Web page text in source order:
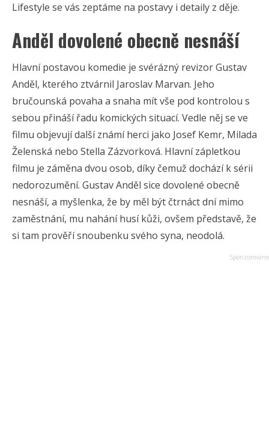
Lifestyle se vás zeptáme na postavy i detaily z děje.
Anděl dovolené obecně nesnáší
Hlavní postavou komedie je svérázný revizor Gustav
Anděl, kterého ztvárnil Jaroslav Marvan. Jeho
bručounská povaha a snaha mít vše pod kontrolou s
sebou přináší řadu komických situací. Vedle něj se ve
filmu objevují další známí herci jako Josef Kemr, Milada
Želenská nebo Stella Zázvorková. Hlavní zápletkou
filmu je záměna dvou osob, díky čemuž dochází k sérii
nedorozumění. Gustav Anděl sice dovolené obecně
nesnáší, a myšlenka, že by měl být čtrnáct dní mimo
zaměstnání, mu nahání husí kůži, ovšem představě, že
si tam prověří snoubenku svého syna, neodolá.